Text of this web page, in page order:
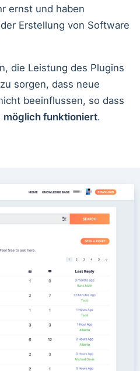
ernst und haben
Erstellung von Software
die Leistung des Plugins
sorgen, dass neue
beeinflussen, so dass
möglich funktioniert.